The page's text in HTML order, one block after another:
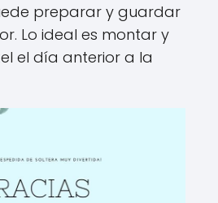
preparar y guardar
Lo ideal es montar y
el día anterior a la